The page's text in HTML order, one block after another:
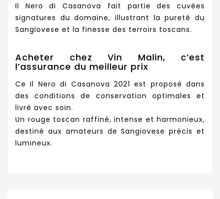
Il Nero di Casanova fait partie des cuvées
signatures du domaine, illustrant la pureté du
Sangiovese et la finesse des terroirs toscans.
Acheter chez Vin Malin, c’est
l’assurance du meilleur prix
Ce Il Nero di Casanova 2021 est proposé dans
des conditions de conservation optimales et
livré avec soin.
Un rouge toscan raffiné, intense et harmonieux,
destiné aux amateurs de Sangiovese précis et
lumineux.